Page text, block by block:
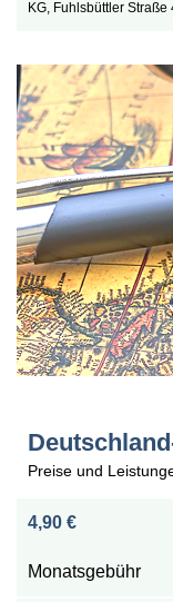
KG, Fuhlsbüttler
Preise und
4,90 €
Monatsgebühr